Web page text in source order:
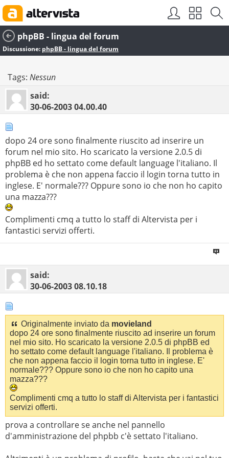
phpBB - lingua del forum
Discussione: phpBB - lingua del forum
Tags: Nessun
said:
30-06-200304.00.40
dopo 24 ore sono finalmente riuscito ad inserire un
forum nel mio sito. Ho scaricato la versione 2.0.5 di
phpBB ed ho settato come default language l'italiano. Il
problema è che non appena faccio il login torna tutto in
inglese. E' normale??? Oppure sono io che non ho capito
una mazza???
Complimenti cmq a tutto lo staff di Altervista per i
fantastici servizi offerti.
said:
30-06-200308.10.18
Originalmente inviato da movieland
dopo 24 ore sono finalmente riuscito ad inserire un forum
nel mio sito. Ho scaricato la versione 2.0.5 di phpBB ed
ho settato come default language l'italiano. Il problema è
che non appena faccio il login torna tutto in inglese. E'
normale??? Oppure sono io che non ho capito una
mazza???
Complimenti cmq a tutto lo staff di Altervista per i fantastici
servizi offerti.
prova a controllare se anche nel pannello
d'amministrazione del phpbb c'è settato l'italiano.